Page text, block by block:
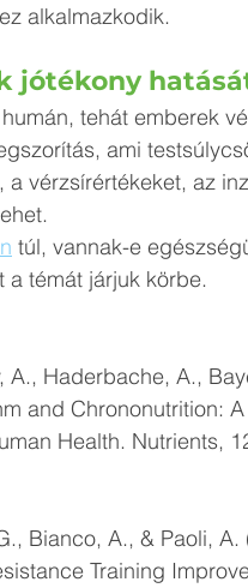
alkalmazkodik.
jótékony
tehát emberek
ami
vérzsírértékeket, az
túl, vannak-e
témát járjuk körbe.
Haderbache, A.,
Bianco, A., & Paoli, A.